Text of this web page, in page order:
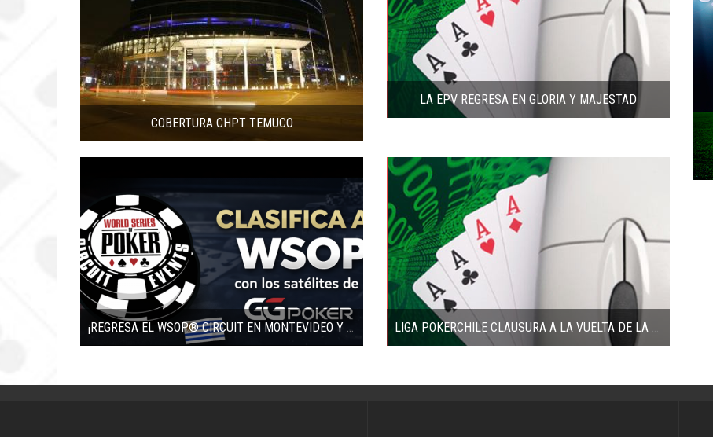
COBERTURA CHPT TEMUCO
LA EPV REGRESA EN GLORIA Y MAJESTAD
¡REGRESA EL WSOP® CIRCUIT EN MONTEVIDEO Y GGPOKER ORGANIZÓ SATÉLITES! LIGA POKERCHILE CLAUSURA A LA VUELTA DE LA ESQUINA